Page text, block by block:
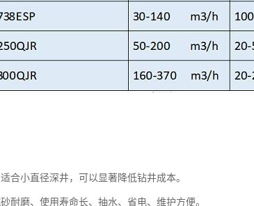
合小直径深井，可以显著降低钻井成本。
耐磨、使用寿命长、抽水、省电、维护方便。